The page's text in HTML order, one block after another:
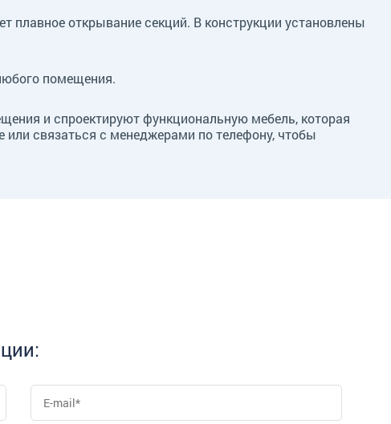
плавное открывание секций. В конструкции установлены
помещения.
и спроектируют функциональную мебель, которая
связаться с менеджерами по телефону, чтобы